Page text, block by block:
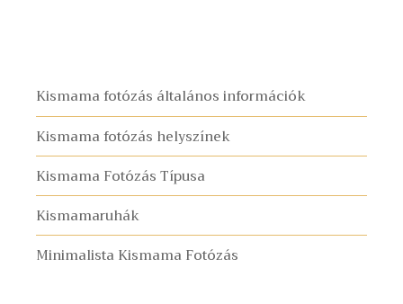
Kismama fotózás általános információk
Kismama fotózás helyszínek
Kismama Fotózás Típusa
Kismamaruhák
Minimalista Kismama Fotózás